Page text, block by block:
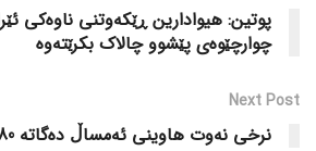
پوتین: هیوادارین ڕێکەوتنی ناوەکی
چوارچێوەی پێشوو چالاک بکرێتەوە
Next Post
نرخی نەوت هاوینی ئەمساڵ دەگاتە 80 دۆلار